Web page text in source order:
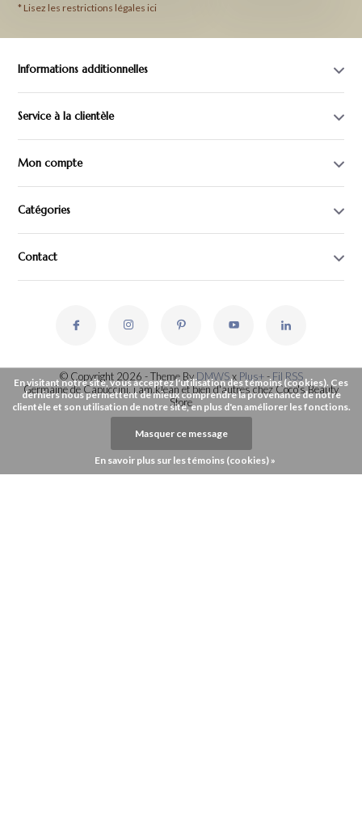
* Lisez les restrictions légales ici
Informations additionnelles
Service à la clientèle
Mon compte
Catégories
Contact
© Copyright 2026 - Theme ByDMWSx Plus+-Fil RSS
Germaine de Capuccini, i.am.klean et bien d'autres chez Coco's Beauty
Store
En visitant notre site, vous acceptez l'utilisation des témoins (cookies). Ces
derniers nous permettent de mieux comprendre la provenance de notre
clientèle et son utilisation de notre site, en plus d'en améliorer les fonctions.
Masquer ce message
En savoir plus sur les témoins (cookies) »